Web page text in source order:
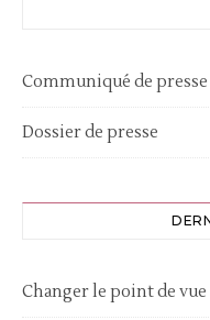
Communiqué de presse
Dossier de presse
Changer le point de vue